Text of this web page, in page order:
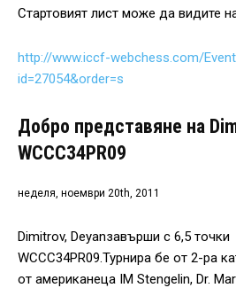
Стартовият лист може да видите
http://www.iccf-webchess.com/
id=27054&order=s
Добро представяне на
WCCC34PR09
неделя, ноември 20th, 2011
Dimitrov, Deyanзавърши с 6,5 точки
WCCC34PR09.Турнира бе от 2-ра
от американеца IM Stengelin, Dr.